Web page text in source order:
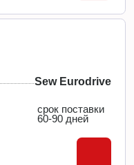
Sew Eurodrive
срок поставки
60-90 дней